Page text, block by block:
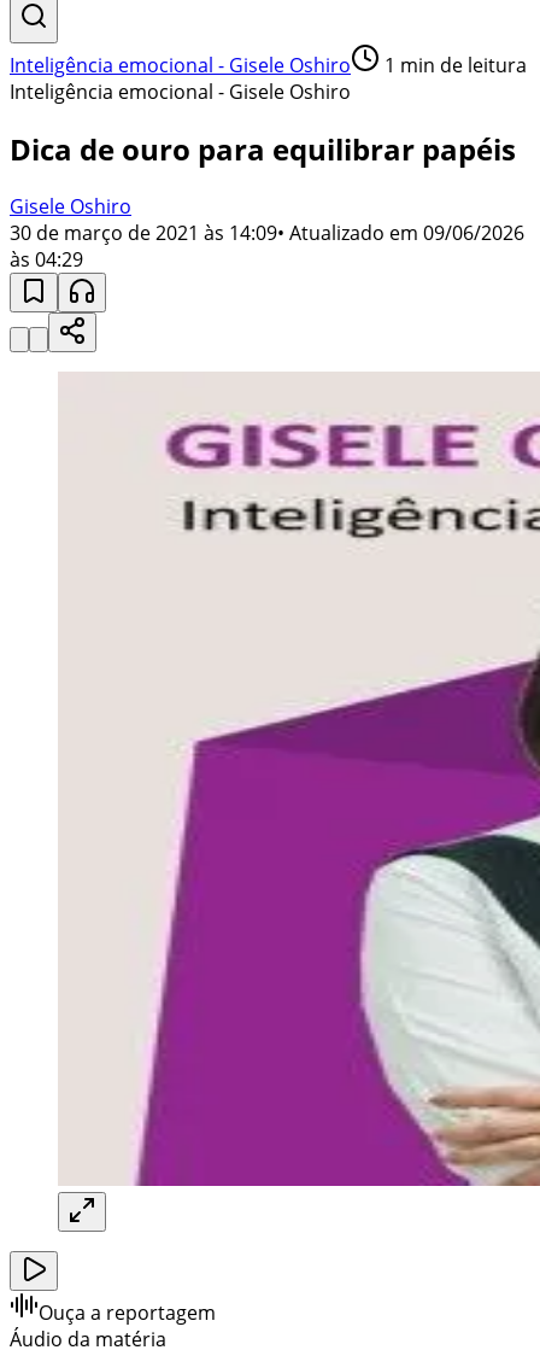
Inteligência emocional - Gisele Oshiro 1 min de leitura
Inteligência emocional - Gisele Oshiro
Dica de ouro para equilibrar papéis
Gisele Oshiro
30 de março de 2021 às 14:09• Atualizado em 09/06/2026
às 04:29
Ouça a reportagem
Áudio da matéria